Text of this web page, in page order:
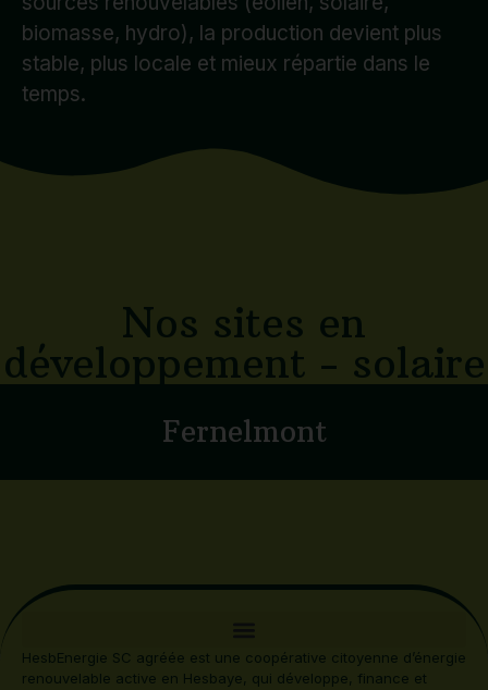
biomasse, hydro), la production devient plus
stable, plus locale et mieux répartie dans le
temps.
Nos sites en
développement - solaire
Fernelmont
HesbEnergie SC agréée est une coopérative citoyenne d’énergie
renouvelable active en Hesbaye, qui développe, finance et